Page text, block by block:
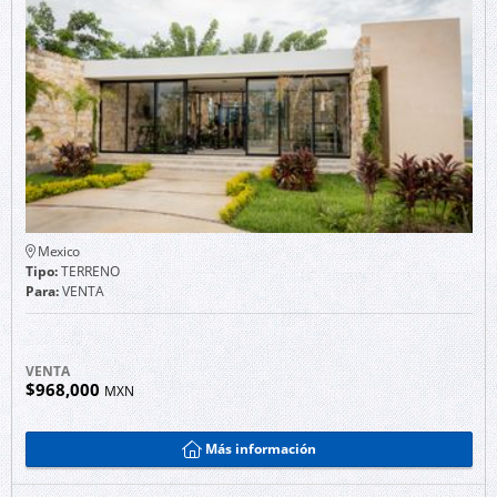
Mexico
Tipo:TERRENO
Para:VENTA
VENTA
$968,000 MXN
Más información